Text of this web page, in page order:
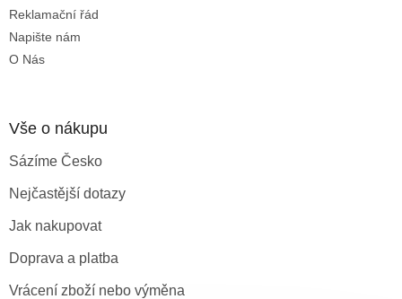
Reklamační řád
Napište nám
O Nás
Vše o nákupu
Sázíme Česko
Nejčastější dotazy
Jak nakupovat
Doprava a platba
Vrácení zboží nebo výměna